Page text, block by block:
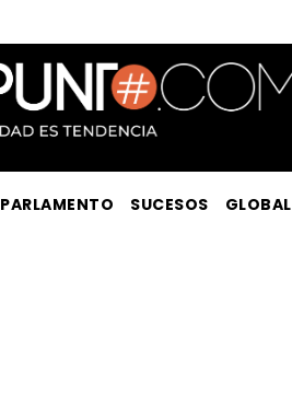
PARLAMENTO SUCESOS GLOBAL